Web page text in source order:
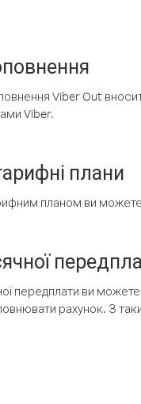
Viber Out
Viber.
плани
планом ви
передплати ви
рахунок. З